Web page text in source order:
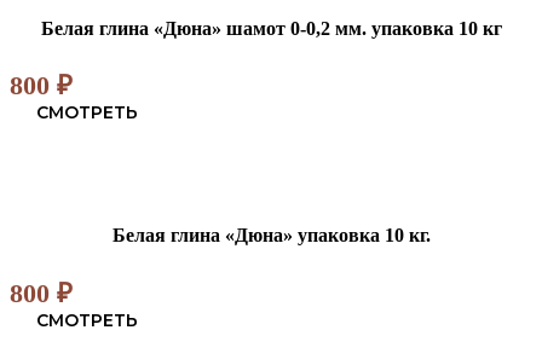
Белая глина «Дюна» шамот 0-0,2 мм. упаковка 10 кг
800 ₽
СМОТРЕТЬ
Белая глина «Дюна» упаковка 10 кг.
800 ₽
СМОТРЕТЬ